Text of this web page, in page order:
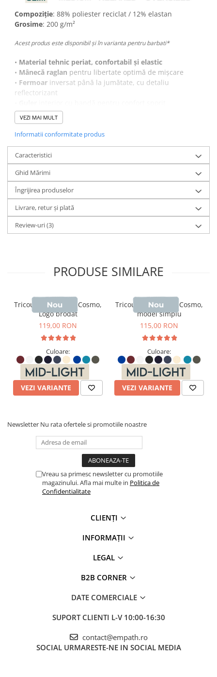
Compoziție: 88% poliester reciclat / 12% elastan
Grosime: 200 g/m²
Acest produs este disponibil și în varianta pentru barbati*
• Material tehnic periat, confortabil și elastic
• Mânecă raglan pentru libertate optimă de mișcare
• Fermoar inversat până la jumătate, cu detaliu
reflectorizant
•Manșetecu deschidere pentru degetul mare
• Detalii reflectorizante în partea din spate si logo pentru
vizibilitate crescută
suplimentară
•Certificat GRS– garantează utilizarea materialelor
reciclate și sustenabile
VEZI MAI MULT
Informatii conformitate produs
Caracteristici
Ghid Mărimi
Îngrijirea produselor
Livrare, retur și plată
Review-uri(3)
PRODUSE SIMILARE
Tricou polo barbati Cosmo,
Logo brodat
119,00 RON
Culoare:
VEZI VARIANTE
Tricou polo barbati Cosmo,
model simplu
115,00 RON
Culoare:
VEZI VARIANTE
Newsletter Nu rata ofertele si promotiile noastre
Vreau sa primesc newsletter cu promotiile
magazinului. Afla mai multe in Politica de
Confidentialitate
CLIENȚI
INFORMAȚII
LEGAL
B2B CORNER
DATE COMERCIALE
SUPORT CLIENTI L-V 10:00-16:30
contact@empath.ro
SOCIAL URMARESTE-NE IN SOCIAL MEDIA